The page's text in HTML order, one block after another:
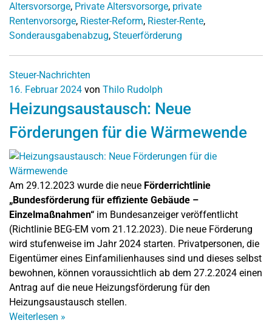
Altersvorsorge, Private Altersvorsorge, private
Rentenvorsorge, Riester-Reform, Riester-Rente,
Sonderausgabenabzug, Steuerförderung
Steuer-Nachrichten
16. Februar 2024 von Thilo Rudolph
Heizungsaustausch: Neue
Förderungen für die Wärmewende
Am 29.12.2023 wurde die neue Förderrichtlinie
„Bundesförderung für effiziente Gebäude –
Einzelmaßnahmen“ im Bundesanzeiger veröffentlicht
(Richtlinie BEG-EM vom 21.12.2023). Die neue Förderung
wird stufenweise im Jahr 2024 starten. Privatpersonen, die
Eigentümer eines Einfamilienhauses sind und dieses selbst
bewohnen, können voraussichtlich ab dem 27.2.2024 einen
Antrag auf die neue Heizungsförderung für den
Heizungsaustausch stellen.
Weiterlesen »